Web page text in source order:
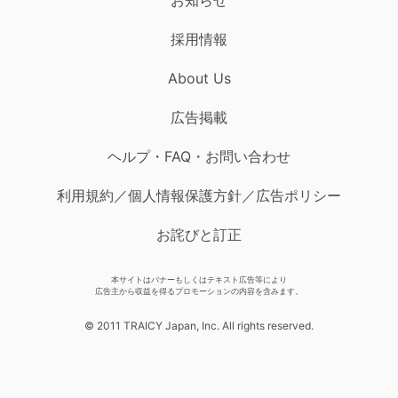
採用情報
About Us
広告掲載
ヘルプ・FAQ・お問い合わせ
利用規約／個人情報保護方針／広告ポリシー
お詫びと訂正
本サイトはバナーもしくはテキスト広告等により
広告主から収益を得るプロモーションの内容を含みます。
© 2011 TRAICY Japan, Inc. All rights reserved.